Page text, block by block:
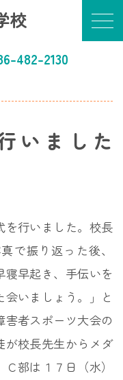
校
482-2130
いました
を行いました。校長
で振り返った後、
寝早起き、手伝いを
いましょう。」と
者スポーツ大会の
が校長先生からメダ
部は１７日（水）